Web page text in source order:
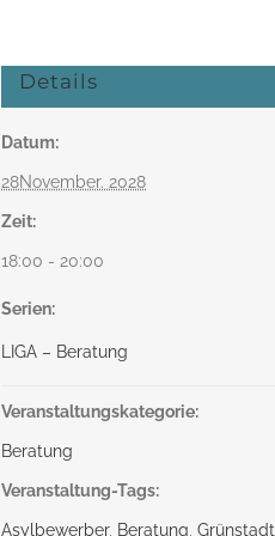
Details
Datum:
28November. 2028
Zeit:
18:00 - 20:00
Serien:
LIGA – Beratung
Veranstaltungskategorie:
Beratung
Veranstaltung-Tags:
Asylbewerber, Beratung ,Grünstadt